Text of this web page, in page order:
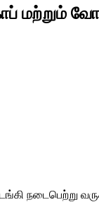
மற்றும்
நடைபெற்று